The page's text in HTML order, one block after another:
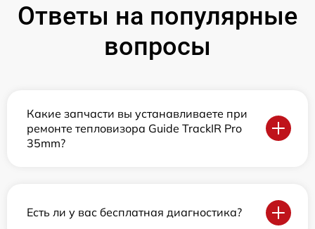
Ответы на популярные
вопросы
Какие запчасти вы устанавливаете при
ремонте тепловизора Guide TrackIR Pro
35mm?
Есть ли у вас бесплатная диагностика?